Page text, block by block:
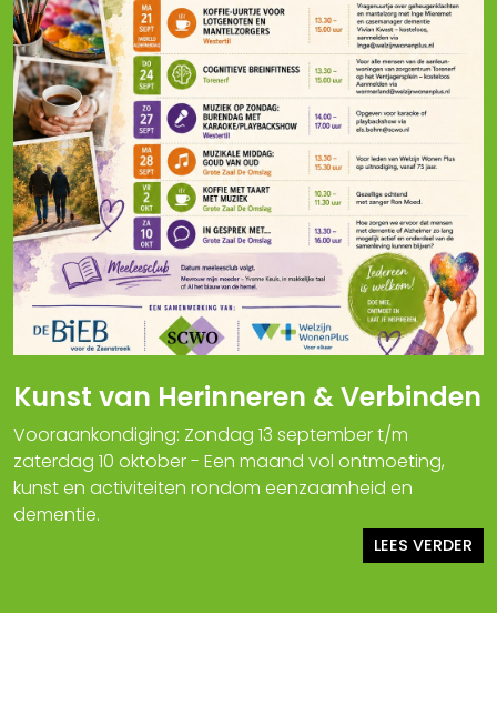
Kunst van Herinneren & Verbinden
Vooraankondiging: Zondag 13 september t/m
zaterdag 10 oktober - Een maand vol ontmoeting,
kunst en activiteiten rondom eenzaamheid en
dementie.
LEES VERDER